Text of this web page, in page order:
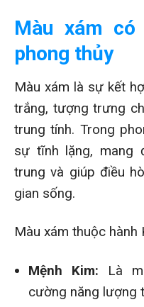
Màu xám
phong thủy
Màu xám là sự kết
trắng, tượng trưng
trung tính. Trong
sự tĩnh lặng, mang
trung và giúp điều
gian sống.
Màu xám thuộc hành
Mệnh Kim: Là
cường năng lượng